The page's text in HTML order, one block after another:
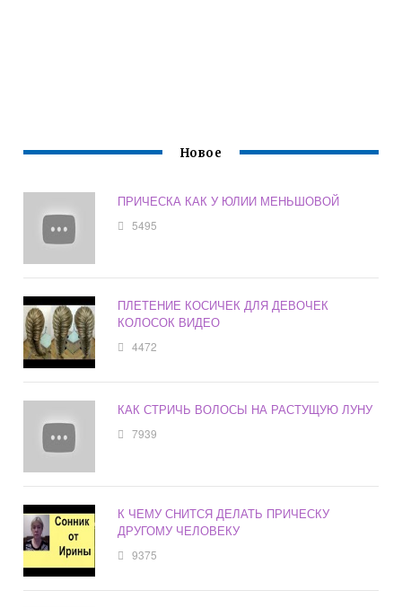
Новое
ПРИЧЕСКА КАК У ЮЛИИ МЕНЬШОВОЙ
5495
ПЛЕТЕНИЕ КОСИЧЕК ДЛЯ ДЕВОЧЕК
КОЛОСОК ВИДЕО
4472
КАК СТРИЧЬ ВОЛОСЫ НА РАСТУЩУЮ ЛУНУ
7939
К ЧЕМУ СНИТСЯ ДЕЛАТЬ ПРИЧЕСКУ
ДРУГОМУ ЧЕЛОВЕКУ
9375